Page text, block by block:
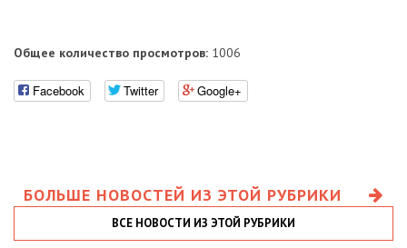
Общее количество просмотров: 1006
Facebook Twitter Google+
БОЛЬШЕ НОВОСТЕЙ ИЗ ЭТОЙ РУБРИКИ
ВСЕ НОВОСТИ ИЗ ЭТОЙ РУБРИКИ